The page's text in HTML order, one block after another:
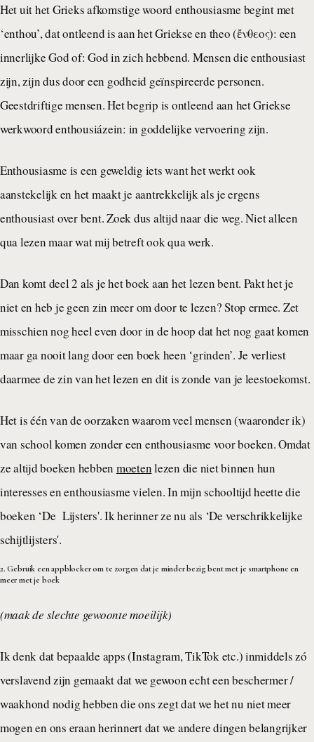
Het uit het Grieks afkomstige woord enthousiasme begint met
‘enthou’, dat ontleend is aan het Griekse en theo (ἔνθεος): een
innerlijke God of: God in zich hebbend. Mensen die enthousiast
zijn, zijn dus door een godheid geïnspireerde personen.
Geestdriftige mensen. Het begrip is ontleend aan het Griekse
werkwoord enthousiázein: in goddelijke vervoering zijn.
Enthousiasme is een geweldig iets want het werkt ook
aanstekelijk en het maakt je aantrekkelijk als je ergens
enthousiast over bent. Zoek dus altijd naar die weg. Niet alleen
qua lezen maar wat mij betreft ook qua werk.
Dan komt deel 2 als je het boek aan het lezen bent. Pakt het je
niet en heb je geen zin meer om door te lezen? Stop ermee. Zet
misschien nog heel even door in de hoop dat het nog gaat komen
maar ga nooit lang door een boek heen ‘grinden’. Je verliest
daarmee de zin van het lezen en dit is zonde van je leestoekomst.
Het is één van de oorzaken waarom veel mensen (waaronder ik)
van school komen zonder een enthousiasme voor boeken. Omdat
ze altijd boeken hebben moetenlezen die niet binnen hun
interesses en enthousiasme vielen. In mijn schooltijd heette die
boeken ‘De Lijsters'. Ik herinner ze nu als ‘De verschrikkelijke
schijtlijsters'.
2. Gebruik een appblocker om te zorgen dat je minder bezig bent met je smartphone en
meer met je boek
(maak de slechte gewoonte moeilijk)
Ik denk dat bepaalde apps (Instagram, TikTok etc.) inmiddels zó
verslavend zijn gemaakt dat we gewoon echt een beschermer /
waakhond nodig hebben die ons zegt dat we het nu niet meer
mogen en ons eraan herinnert dat we andere dingen belangrijker